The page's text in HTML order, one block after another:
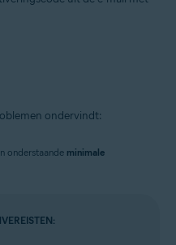
ondervindt:
onderstaande minimale